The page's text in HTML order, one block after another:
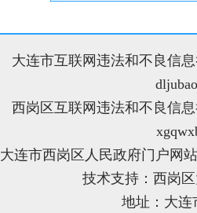
大连市互联网违法和不良信
西岗区互联网违法和不良信
大连市西岗区人民政府门户网
技术支持：西岗
地址：大连